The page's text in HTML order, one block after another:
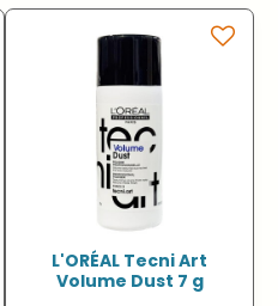
L'ORÉAL Tecni Art
Volume Dust 7 g